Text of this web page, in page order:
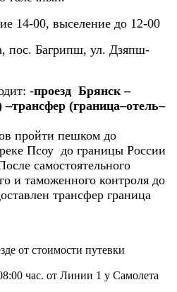
14-00, выселение до 12-00
пос. Багрипш, ул. Дзяпш-
-проезд Брянск –
(граница–отель–
пройти пешком до
Псоу до границы России
самостоятельного
и таможенного контроля до
трансфер граница
от стоимости путевки
час. от Линии 1 у Самолета